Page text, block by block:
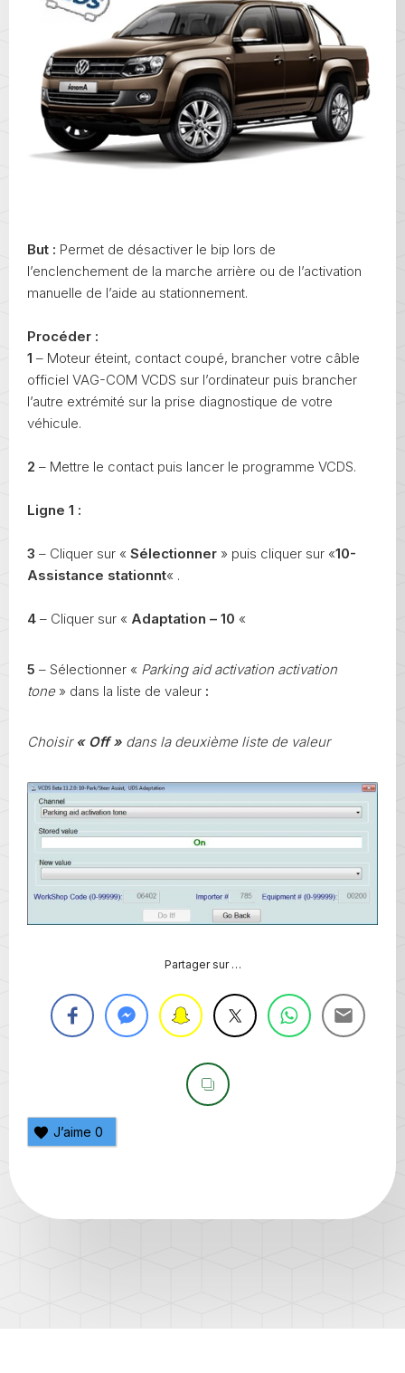
But : Permet de désactiver le bip lors de
l’enclenchement de la marche arrière ou de l’activation
manuelle de l’aide au stationnement.
Procéder :
1 – Moteur éteint, contact coupé, brancher votre câble
officiel VAG-COM VCDS sur l’ordinateur puis brancher
l’autre extrémité sur la prise diagnostique de votre
véhicule.
2 – Mettre le contact puis lancer le programme VCDS.
Ligne 1 :
3 – Cliquer sur « Sélectionner » puis cliquer sur «10-
Assistance stationnt« .
4 – Cliquer sur « Adaptation – 10 «
5 – Sélectionner « Parking aid activation activation
tone» dans la liste de valeur :
Choisir « Off » dans la deuxième liste de valeur
Partager sur …
J’aime 0